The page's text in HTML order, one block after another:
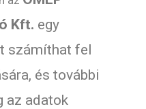
Kft. egy
számíthat fel
és további
az adatok